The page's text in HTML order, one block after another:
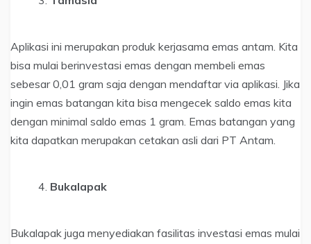
Aplikasi ini merupakan produk kerjasama emas antam. Kita
bisa mulai berinvestasi emas dengan membeli emas
sebesar 0,01 gram saja dengan mendaftar via aplikasi. Jika
ingin emas batangan kita bisa mengecek saldo emas kita
dengan minimal saldo emas 1 gram. Emas batangan yang
kita dapatkan merupakan cetakan asli dari PT Antam.
Bukalapak
Bukalapak juga menyediakan fasilitas investasi emas mulai